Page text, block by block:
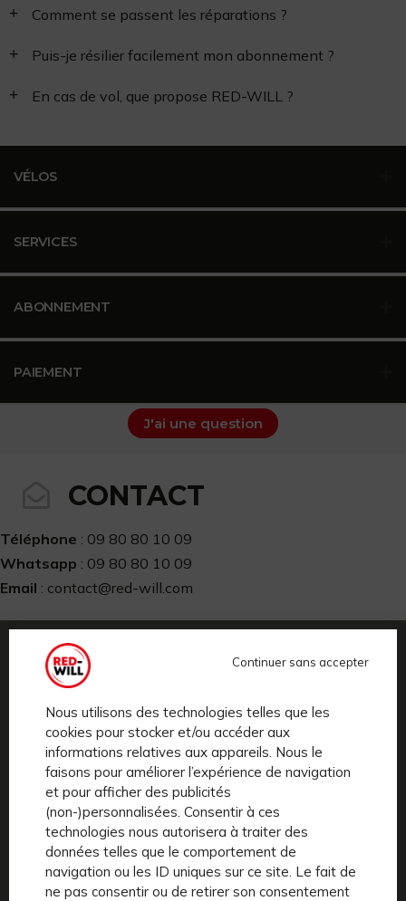
Nous utilisons des technologies telles que les
cookies pour stocker et/ou accéder aux
informations relatives aux appareils. Nous le
faisons pour améliorer l’expérience de navigation
et pour afficher des publicités
(non-)personnalisées. Consentir à ces
technologies nous autorisera à traiter des
données telles que le comportement de
navigation ou les ID uniques sur ce site. Le fait de
ne pas consentir ou de retirer son consentement
Continuer sans accepter
Comment se passent les réparations ?
Puis-je résilier facilement mon abonnement ?
En cas de vol, que propose RED-WILL ?
VÉLOS
SERVICES
ABONNEMENT
PAIEMENT
J'ai une question
CONTACT
Téléphone : 09 80 80 10 09
Whatsapp : 09 80 80 10 09
Email : contact@red-will.com
Du lundi au vendredi, de 9h à 19h.
*
Prénom *
E-mail